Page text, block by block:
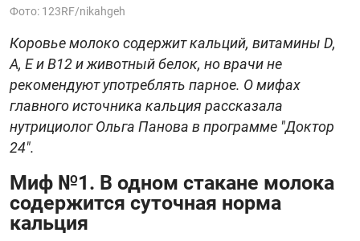
Фото: 123RF/nikahgeh
Коровье молоко содержит кальций, витамины D,
А, Е и В12 и животный белок, но врачи не
рекомендуют употреблять парное. О мифах
главного источника кальция рассказала
нутрициолог Ольга Панова в программе "Доктор
24".
Миф №1. В одном стакане молока
содержится суточная норма
кальция